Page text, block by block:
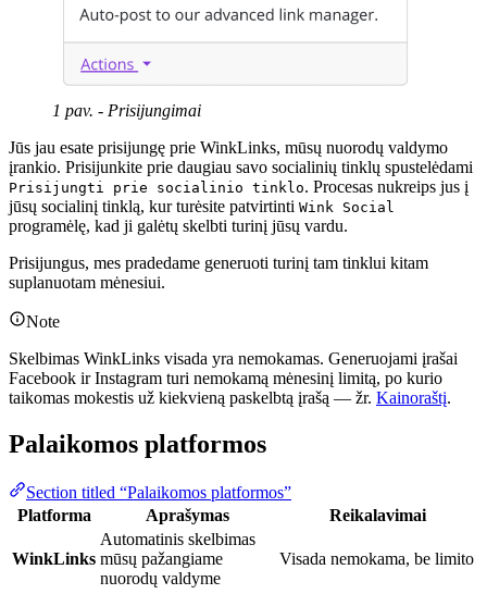
1 pav. - Prisijungimai
Jūs jau esate prisijungę prie WinkLinks, mūsų nuorodų valdymo
įrankio. Prisijunkite prie daugiau savo socialinių tinklų spustelėdami
Prisijungti prie socialinio tinklo. Procesas nukreips jus į
jūsų socialinį tinklą, kur turėsite patvirtinti Wink Social
programėlę, kad ji galėtų skelbti turinį jūsų vardu.
Prisijungus, mes pradedame generuoti turinį tam tinklui kitam
suplanuotam mėnesiui.
Note
Skelbimas WinkLinks visada yra nemokamas. Generuojami įrašai
Facebook ir Instagram turi nemokamą mėnesinį limitą, po kurio
taikomas mokestis už kiekvieną paskelbtą įrašą — žr. Kainoraštį.
Palaikomos platformos
Section titled “Palaikomos platformos”
Platforma
Aprašymas Reikalavimai
WinkLinks
Automatinis skelbimas
mūsų pažangiame
nuorodų valdyme
Visada nemokama, be limito